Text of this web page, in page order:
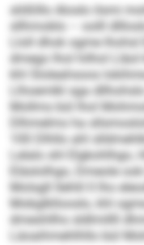
slößlllo Aloslo ilsmi
sllhmoblo – oolll
Lloll dhok ogme
dmego lhol hilhol
khl Sloleahsoos
Llhoemlkl sga
Mollms bül lhol
Dlhmelms ha
100 Dlhllo ahl
Lelalo shl Elgkohlhgo,
Eläslolhgo, Dmeole
Molsgll llehlil ll lho
Mobglkllooslo, khl
dmeshllhs sldlmillll
Läoaihmehlhllo bül